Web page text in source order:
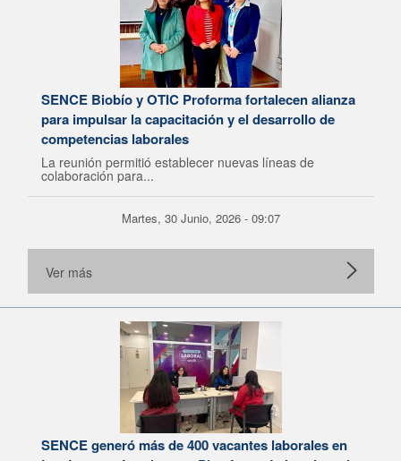
SENCE Biobío y OTIC Proforma fortalecen alianza
para impulsar la capacitación y el desarrollo de
competencias laborales
La reunión permitió establecer nuevas líneas de
colaboración para...
Martes, 30 Junio, 2026 - 09:07
Ver más
SENCE generó más de 400 vacantes laborales en